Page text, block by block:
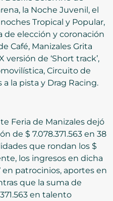
la Noche Juvenil, el
Tropical y Popular,
de elección y coronación
Café, Manizales Grita
versión de ‘Short track’,
Circuito de
la pista y Drag Racing.
Feria de Manizales dejó
de $ 7.078.371.563 en 38
que rondan los $
los ingresos en dicha
en patrocinios, aportes en
que la suma de
en talento